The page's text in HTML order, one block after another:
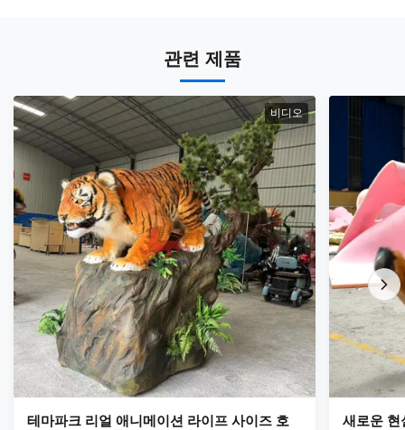
관련 제품
비디오
테마파크 리얼 애니메이션 라이프 사이즈 호
새로운 현